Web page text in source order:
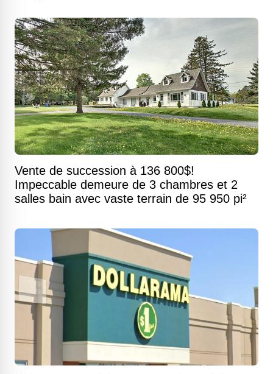
Vente de succession à 136 800$!
Impeccable demeure de 3 chambres et 2
salles bain avec vaste terrain de 95 950 pi²